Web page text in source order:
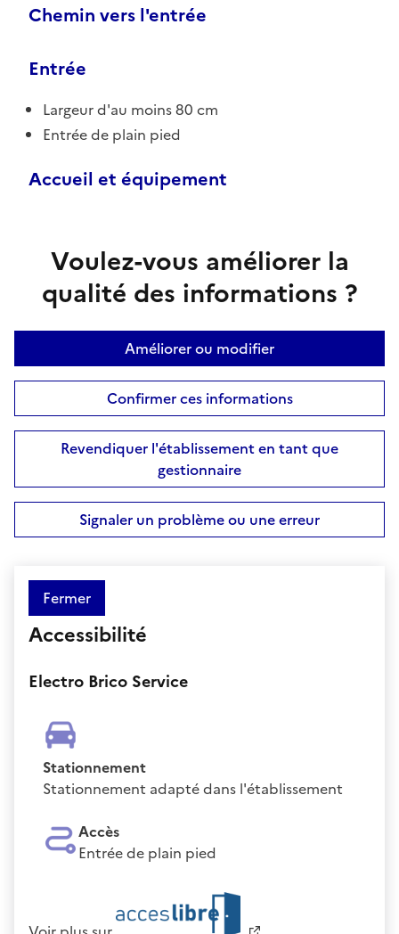
Chemin vers l'entrée
Entrée
Largeur d'au moins 80 cm
Entrée de plain pied
Accueil et équipement
Voulez-vous améliorer la
qualité des informations ?
Améliorer ou modifier
Confirmer ces informations
Revendiquer l'établissement en tant que
gestionnaire
Signaler un problème ou une erreur
Fermer
Accessibilité
Electro Brico Service
Stationnement
Stationnement adapté dans l'établissement
Accès
Entrée de plain pied